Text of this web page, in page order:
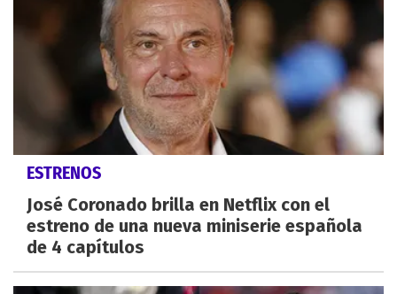
ESTRENOS
José Coronado brilla en Netflix con el
estreno de una nueva miniserie española
de 4 capítulos